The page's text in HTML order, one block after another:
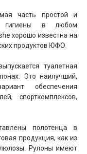
часть простой и
гигиены в любом
хорошо известна на
продуктов ЮФО.
туалетная
Это наилучший,
обеспечения
спорткомплексов,
полотенца в
продукция, как из
Рулоны имеют